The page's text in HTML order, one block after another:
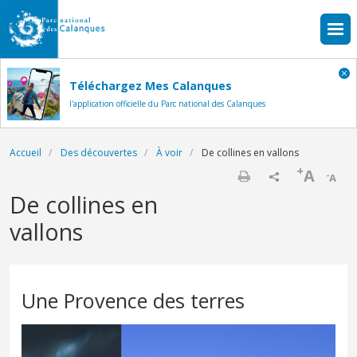
Aller au contenu principal
Téléchargez Mes Calanques
l'application officielle du Parc national des Calanques
Fil d'Ariane
Accueil Des découvertes À voir De collines en vallons
-A
+A
De collines en
vallons
Une Provence des terres